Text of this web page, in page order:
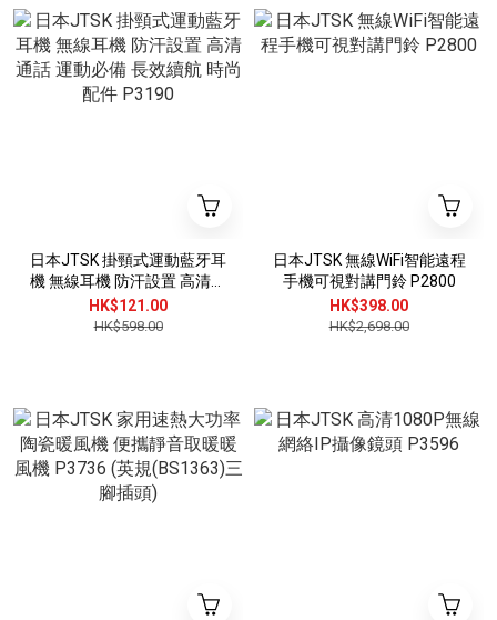
日本JTSK 掛頸式運動藍牙耳
機 無線耳機 防汗設置 高清通
話 運動必備 長效續航 時尚配
件 P3190
HK$121.00
HK$598.00
日本JTSK 無線WiFi智能遠程
手機可視對講門鈴 P2800
HK$398.00
HK$2,698.00